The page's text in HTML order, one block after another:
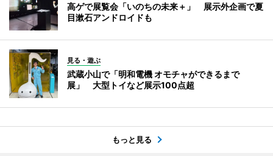
高ゲで展覧会「いのちの未来＋」 展示外企画で夏
目漱石アンドロイドも
見る・遊ぶ
武蔵小山で「明和電機 オモチャができるまで
展」 大型トイなど展示100点超
もっと見る